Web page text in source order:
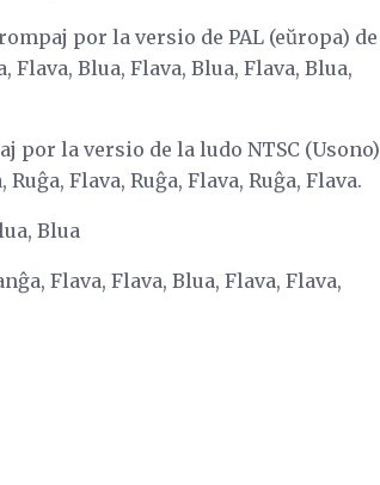
por la versio de PAL (eŭropa) de
Flava, Blua, Flava, Blua, Flava, Blua,
la versio de la ludo NTSC (Usono)
Flava, Ruĝa, Flava, Ruĝa, Flava.
Blua
Flava, Flava, Blua, Flava, Flava,